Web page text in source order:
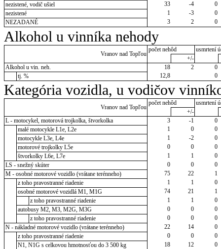
nezistené, vodič ušiel
33 -4
0
nezistené
1 -3
0
NEZADANÉ
3 2 0
Alkohol u vinníka nehody
Vranov nad Topľou
počet nehôd
usmrtení
+/-
Alkohol u vin. neh.
18 2
0
tj. %
12,8 0
Kategória vozidla, u vodičov
Vranov nad Topľou
počet nehôd
usmrtení
+/-
L - motocykel, motorová trojkolka, štvorkolka
3 -1
0
malé motocykle L1e, L2e
1 0
0
motocykle L3e, L4e
1 -2
0
motorové trojkolky L5e
0 0
0
štvorkolky L6e, L7e
1 1
0
LS - snežný skúter
0 0
0
M - osobné motorové vozidlo (vrátane terénneho)
75 22
1
z toho pravostranné riadenie
1 1
0
osobné motorové vozidlá M1, M1G
74 21
1
z toho pravostranné riadenie
1 1
0
autobusy M2, M3, M2G, M3G
0 0
0
z toho pravostranné riadenie
0 0
0
N - nákladné motorové vozidlo (vrátane terénneho)
22 14
0
z toho pravostranné riadenie
0 0
0
N1, N1G s celkovou hmotnosťou do 3 500 kg
18 12
0